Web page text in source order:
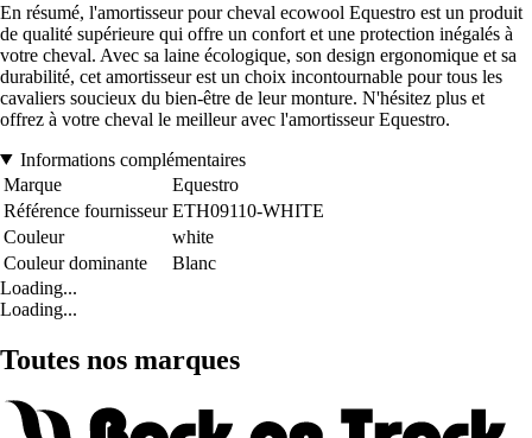
En résumé, l'amortisseur pour cheval ecowool Equestro est un produit
de qualité supérieure qui offre un confort et une protection inégalés à
votre cheval. Avec sa laine écologique, son design ergonomique et sa
durabilité, cet amortisseur est un choix incontournable pour tous les
cavaliers soucieux du bien-être de leur monture. N'hésitez plus et
offrez à votre cheval le meilleur avec l'amortisseur Equestro.
Informations complémentaires
Marque
Equestro
Référence fournisseur ETH09110-WHITE
Couleur
white
Couleur dominante
Blanc
Loading...
Loading...
Toutes nos marques